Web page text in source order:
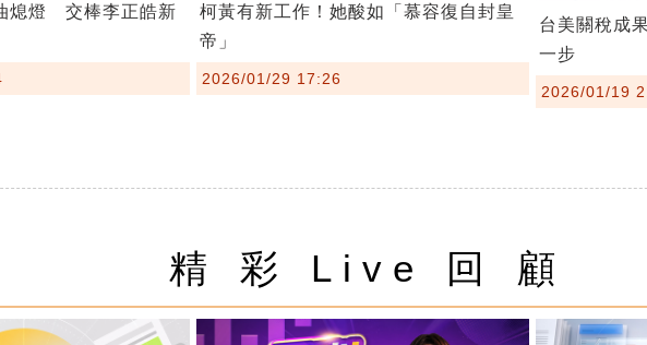
熄燈 交棒李正皓新
柯黃有新工作！她酸如「慕容復自封皇
帝」
2026/01/29 17:26
台美關稅成
一步
2026/01/19
精 彩 Live 回 顧